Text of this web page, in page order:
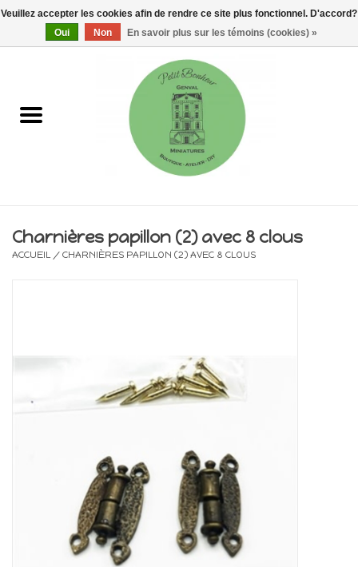
0 Articles - €0,00
Maisons, vitrines & kits
Electricité
Fournitures bricolage
Charnières papillon (2) avec 8 clous
ACCUEIL / CHARNIÈRES PAPILLON (2) AVEC 8 CLOUS
Veuillez accepter les cookies afin de rendre ce site plus fonctionnel. D'accord?
Oui
Non En savoir plus sur les témoins (cookies) »